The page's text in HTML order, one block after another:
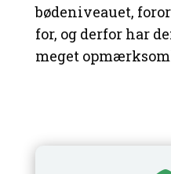
bødeniveauet,
for, og derfor har
meget